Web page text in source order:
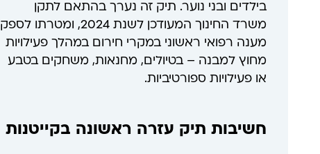
בילדים ובני נוער. תיק זה נערך בהתאם לתקן
משרד החינוך המעודכן לשנת 2024, ומטרתו לספק
מענה רפואי ראשוני במקרי חירום במהלך פעילויות
מחוץ למבנה – בטיולים, מחנאות, משחקים בטבע
או פעילויות ספורטיביות.
חשיבות תיק עזרה ראשונה בקייטנות